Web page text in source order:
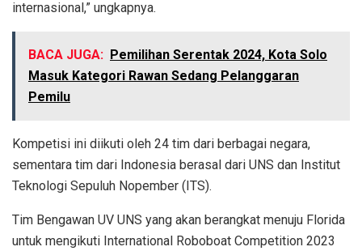
internasional,” ungkapnya.
BACA JUGA: Pemilihan Serentak 2024, Kota Solo
Masuk Kategori Rawan Sedang Pelanggaran
Pemilu
Kompetisi ini diikuti oleh 24 tim dari berbagai negara,
sementara tim dari Indonesia berasal dari UNS dan Institut
Teknologi Sepuluh Nopember (ITS).
Tim Bengawan UV UNS yang akan berangkat menuju Florida
untuk mengikuti International Roboboat Competition 2023